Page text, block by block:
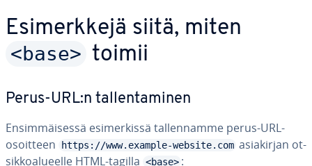
Esi­merk­ke­jä siitä, miten
<base> toimii
Perus-URL:n tal­len­ta­mi­nen
En­sim­mäi­ses­sä esi­mer­kis­sä tal­len­nam­me perus-URL-
osoitteen
https://www.example-website.com asia­kir­jan ot­
sik­koa­lu­eel­le HTML-tagilla <base> :